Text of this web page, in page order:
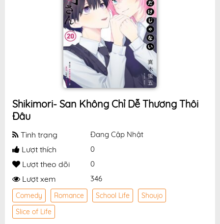
Shikimori- San Không Chỉ Dễ Thương Thôi
Đâu
Tình trạng Đang Cập Nhật
Lượt thích 0
Lượt theo dõi 0
Lượt xem 346
Comedy Romance School Life
Shoujo
Slice of Life